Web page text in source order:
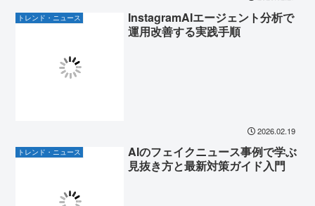
トレンド・ニュース
InstagramAIエージェント分析で
運用改善する実践手順
2026.02.19
トレンド・ニュース
AIのフェイクニュース事例で学ぶ
見抜き方と最新対策ガイド入門